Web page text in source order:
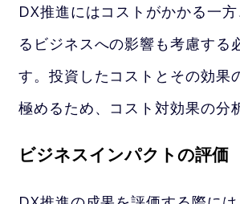
DX推進にはコストがかかる一
るビジネスへの影響も考慮する
す。投資したコストとその効果
極めるため、コスト対効果の分
ビジネスインパクトの評価